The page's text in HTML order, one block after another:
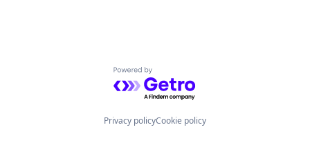
Powered by Getro.com
Privacy policyCookie policy